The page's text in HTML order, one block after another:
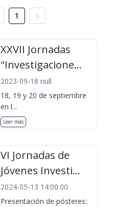
1
XXVII Jornadas
"Investigacione...
2023-09-18 null
18, 19 y 20 de septiembre
en l...
Leer más
VI Jornadas de
Jóvenes Investi...
2024-05-13 14:00:00
Presentación de pósteres: